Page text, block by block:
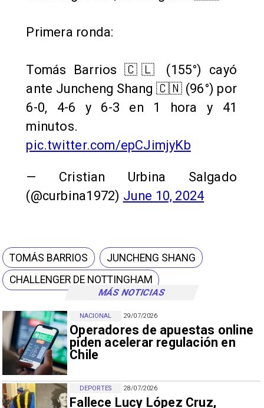
MÁS NOTICIAS
29/07/2026
Operadores de apuestas online
piden acelerar regulación en
Chile
NACIONAL
28/07/2026
Fallece Lucy López Cruz,
DEPORTES
Primera ronda:
Tomás Barrios 🇨🇱 (155°) cayó
ante Juncheng Shang 🇨🇳 (96°) por
6-0, 4-6 y 6-3 en 1 hora y 41
minutos.
pic.twitter.com/epCJimjyKb
— Cristian Urbina Salgado
(@curbina1972) June 10, 2024
TOMÁS BARRIOS
JUNCHENG SHANG
CHALLENGER DE NOTTINGHAM